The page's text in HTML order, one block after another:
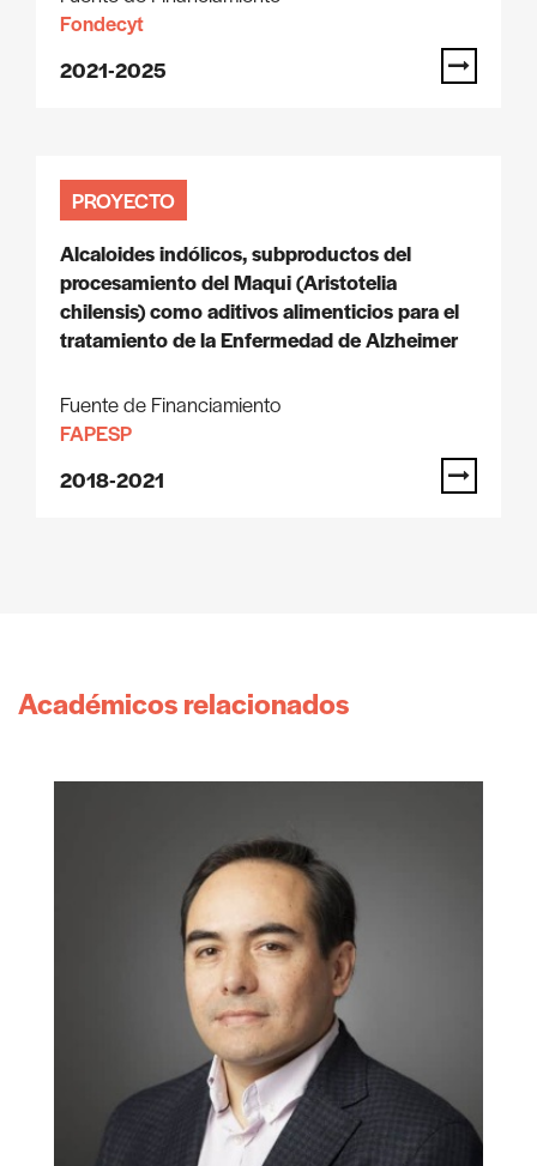
Fondecyt
2021-2025
PROYECTO
Alcaloides indólicos, subproductos del
procesamiento del Maqui (Aristotelia
chilensis) como aditivos alimenticios para el
tratamiento de la Enfermedad de Alzheimer
Fuente de Financiamiento
FAPESP
2018-2021
Académicos relacionados